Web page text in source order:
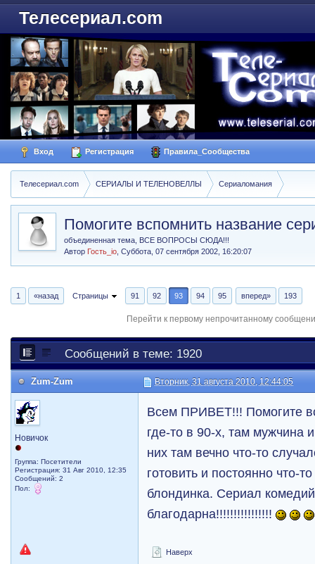
Телесериал.com
Вход Регистрация Правила_Сообщества
Телесериал.com СЕРИАЛЫ И ТЕЛЕНОВЕЛЛЫ Сериаломания
Помогите вспомнить название
объединенная тема, ВСЕ ВОПРОСЫ СЮДА!!!
Автор Гость_io ,Суббота, 07 сентября 2002, 16:20:07
1 «назад Страницы 91 92 93 94 95 вперед» 193
Перейти к первому непрочитанному
Сообщений в теме: 1920
Zum-Zum Вторник, 31 августа 2010, 12:44:05
Новичок
Группа: Посетители
Регистрация: 31 Авг 2010, 12:35
Сообщений: 2
Пол:
Всем ПРИВЕТ!!! Помогите
где-то в 90-х, там
них там вечно что-то
готовить и постоянно что-
блондинка. Сериал
благодарна!!!!!!!!!!!!!!!!
Наверх